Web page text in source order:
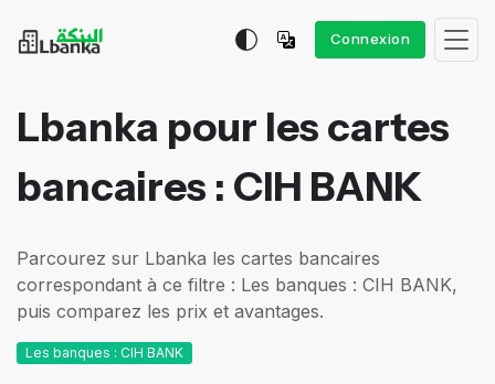
Connexion
Lbanka pour les cartes
bancaires : CIH BANK
Parcourez sur Lbanka les cartes bancaires
correspondant à ce filtre : Les banques : CIH BANK,
puis comparez les prix et avantages.
Les banques : CIH BANK